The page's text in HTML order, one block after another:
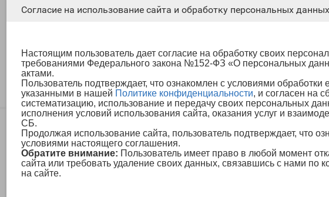
Согласие на использование сайта и обработку персональных данных
Настоящим пользователь дает согласие на обработку своих
требованиями Федерального закона №152-ФЗ «О персональных
актами.
Пользователь подтверждает, что ознакомлен с условиями
указанными в нашей Политике конфиденциальности, и согласен на
систематизацию, использование и передачу своих персональных
исполнения условий использования сайта, оказания услуг и
СБ.
Продолжая использование сайта, пользователь подтверждает, что
условиями настоящего соглашения.
Обратите внимание: Пользователь имеет право в любой момент
сайта или требовать удаление своих данных, связавшись с нами по
на сайте.
В корзину В корзину